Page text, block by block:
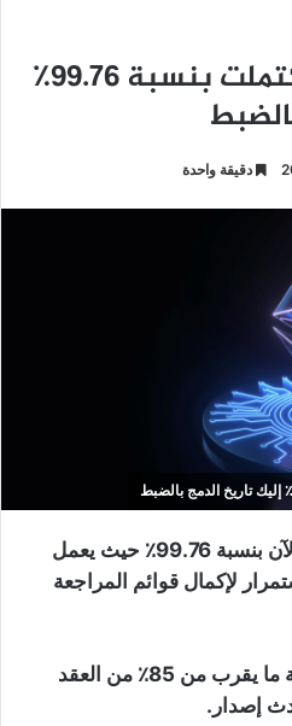
ترقية الايثيريوم اكتملت بنسبة 99.76٪
دقيقة واحدة
اكتمل تقدم دمج الايثيريوم الآن بنسبة 99.76٪ حيث يعمل
لإكمال قوائم المراجعة
بالإضافة إلى ذلك، تمت ترقية ما يقرب من 85٪ من العقد
إصدار.